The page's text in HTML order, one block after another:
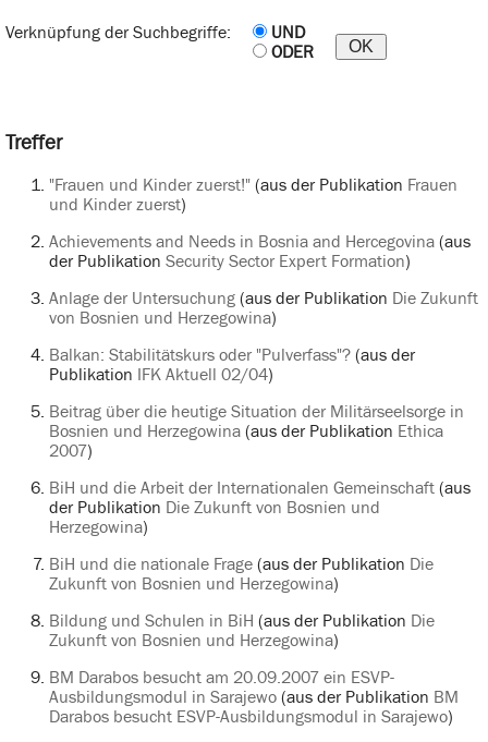
Verknüpfung der Suchbegriffe:
UND
ODER
Treffer
"Frauen und Kinder zuerst!"(aus der Publikation Frauen
und Kinder zuerst)
Achievements and Needs in Bosnia and Hercegovina(aus
der Publikation Security Sector Expert Formation)
Anlage der Untersuchung(aus der Publikation Die Zukunft
von Bosnien und Herzegowina)
Balkan: Stabilitätskurs oder "Pulverfass"?(aus der
Publikation IFK Aktuell 02/04)
Beitrag über die heutige Situation der Militärseelsorge in
Bosnien und Herzegowina(aus der Publikation Ethica
2007)
BiH und die Arbeit der Internationalen Gemeinschaft(aus
der Publikation Die Zukunft von Bosnien und
Herzegowina)
BiH und die nationale Frage(aus der Publikation Die
Zukunft von Bosnien und Herzegowina)
Bildung und Schulen in BiH (aus der Publikation Die
Zukunft von Bosnien und Herzegowina)
BM Darabos besucht am 20.09.2007 ein ESVP-
Ausbildungsmodul in Sarajewo(aus der Publikation BM
Darabos besucht ESVP-Ausbildungsmodul in Sarajewo)